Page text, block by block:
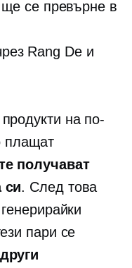
ще се превърне в
Rang De и
на по-
плащат
получават
си. След това
пари се